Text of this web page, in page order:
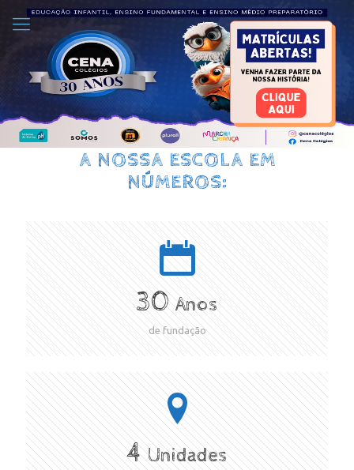
A NOSSA ESCOLA EM
NÚMEROS:
30Anos
de fundação
4Unidades